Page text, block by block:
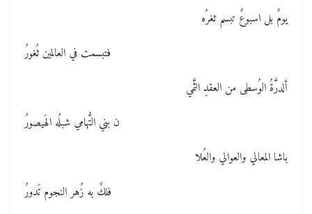
يومٌ بل اسبوعٌ تبسم ثغرُه
فتبسمت في العالمين ثُغورُ
ألدرَّةُ الوُسطى من العقدِ الثَّمي
ن بني التُّهامي شبلُه الهَيصورُ
باشا المعالي والعوالي والعُلا
فلكٌ به زُهر النجوم تَدورُ